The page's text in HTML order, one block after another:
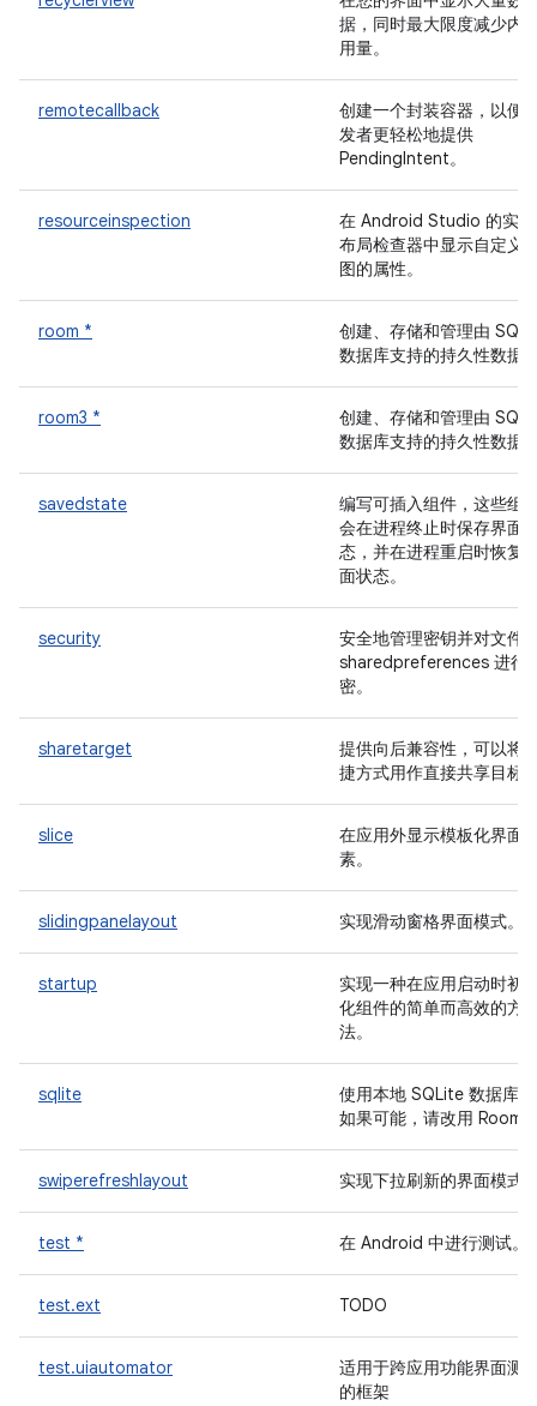
据，同时最大限度减少内
用量。
remotecallback
创建一个封装容器，以便
发者更轻松地提供
PendingIntent。
resourceinspection
在 Android Studio 的实时
布局检查器中显示自定义
图的属性。
room *
创建、存储和管理由
数据库支持的持久性数据
room3 *
创建、存储和管理由
数据库支持的持久性数据
savedstate
编写可插入组件，这些组
会在进程终止时保存界面
态，并在进程重启时恢复
面状态。
security
安全地管理密钥并对文件
sharedpreferences 进行
密。
sharetarget
提供向后兼容性，可以将
捷方式用作直接共享目标
slice
在应用外显示模板化界面
素。
slidingpanelayout 实现滑动窗格界面模式。
startup
实现一种在应用启动时初
化组件的简单而高效的方
法。
sqlite
使用本地 SQLite 数据库。
如果可能，请改用 Room
swiperefreshlayout 实现下拉刷新的界面模式
test * 在 Android 中进行测试。
test.ext TODO
test.uiautomator
适用于跨应用功能界面测
的框架